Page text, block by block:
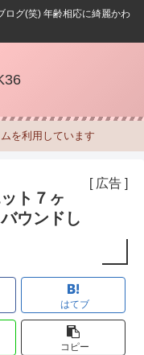
ログ(笑) 年齢相応に綺麗かわ
を利用しています
[ 広告 ]
ト７ヶ
ウンドし
はてブ
コピー